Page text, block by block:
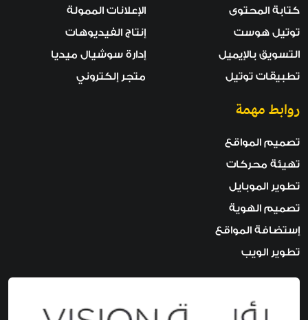
كتابة المحتوى
توتيل هوست
التسويق بالإيميل
تطبيقات توتيل
الإعلانات الممولة
إنتاج الفيديوهات
إدارة سوشيال ميديا
متجر إلكتروني
روابط مهمة
تصميم المواقع
تهيئة محركات
تطوير الموبايل
تصميم الهوية
إستضافة المواقع
تطوير الويب